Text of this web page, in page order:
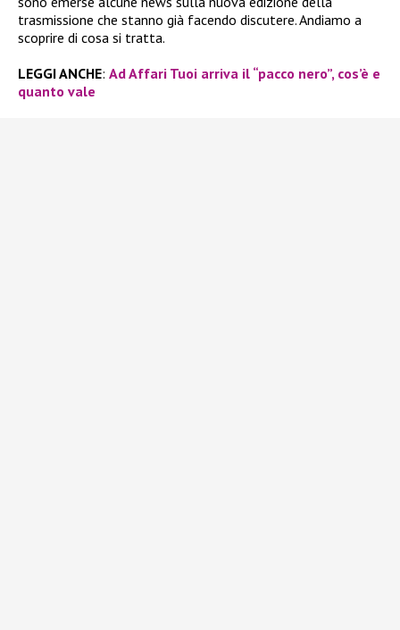
trasmissione che stanno già facendo discutere. Andiamo a
scoprire di cosa si tratta.
LEGGI ANCHE: Ad Affari Tuoi arriva il “pacco nero”, cos’è e
quanto vale